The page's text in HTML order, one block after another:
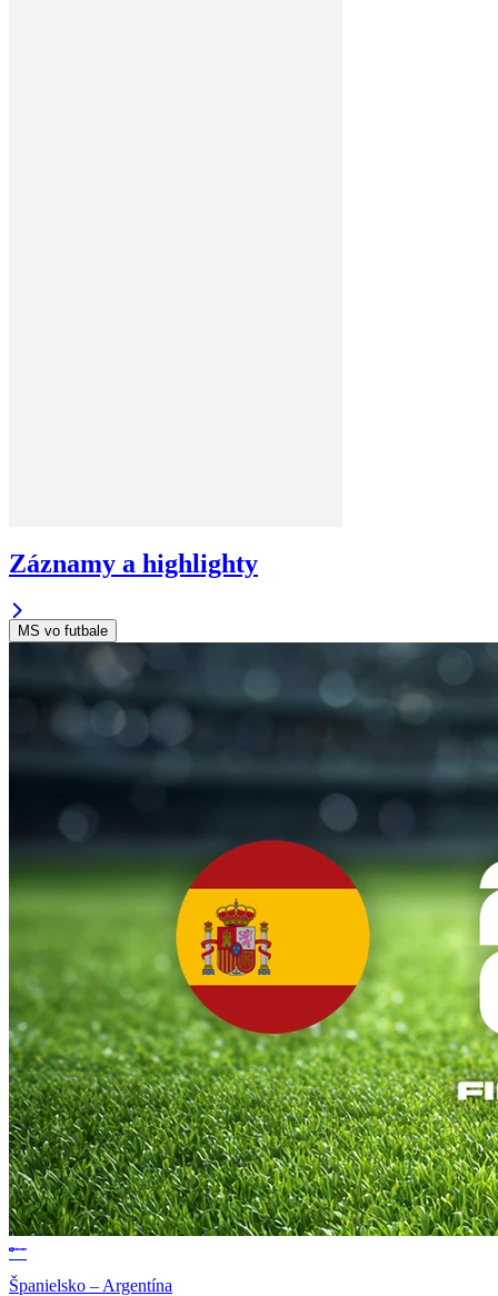
Záznamy a highlighty
MS vo futbale
Španielsko – Argentína